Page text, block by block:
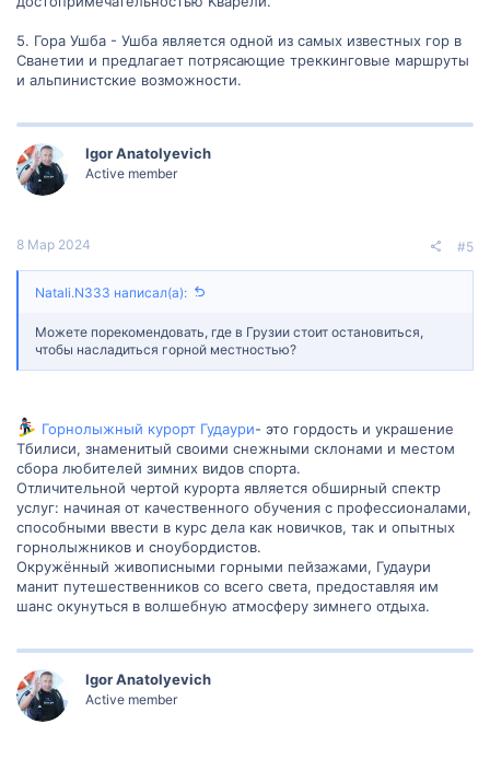
5. Гора Ушба - Ушба является одной из самых известных гор в
Сванетии и предлагает потрясающие треккинговые маршруты
и альпинистские возможности.
Igor Anatolyevich
Active member
8 Мар 2024 #5
Natali.N333 написал(а):
Можете порекомендовать, где в Грузии стоит остановиться,
чтобы насладиться горной местностью?
Горнолыжный курорт Гудаури- это гордость и украшение
Тбилиси, знаменитый своими снежными склонами и местом
сбора любителей зимних видов спорта.
Отличительной чертой курорта является обширный спектр
услуг: начиная от качественного обучения с профессионалами,
способными ввести в курс дела как новичков, так и опытных
горнолыжников и сноубордистов.
Окружённый живописными горными пейзажами, Гудаури
манит путешественников со всего света, предоставляя им
шанс окунуться в волшебную атмосферу зимнего отдыха.
Igor Anatolyevich
Active member